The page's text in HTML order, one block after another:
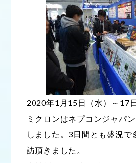
2020年1月15日（水）～17
ミクロンはネプコンジャパ
しました。3日間とも盛況で
訪頂きました。